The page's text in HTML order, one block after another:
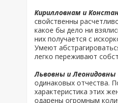
Кирилловнам и
свойственны
какое бы дело ни
них получается с
Умеют
легко переживают
Львовны и Леонидовны
одинаковых отчества.
характеристика этих
одарены огромным